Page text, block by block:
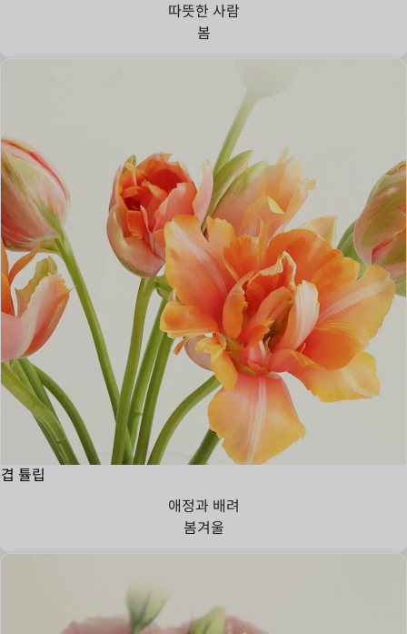
따뜻한 사람
봄
겹 튤립
애정과 배려
봄겨울